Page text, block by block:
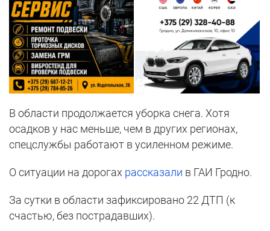
В области продолжается уборка снега. Хотя
осадков у нас меньше, чем в других регионах,
спецслужбы работают в усиленном режиме.
О ситуации на дорогах рассказали в ГАИ Гродно.
За сутки в области зафиксировано 22 ДТП (к
счастью, без пострадавших).